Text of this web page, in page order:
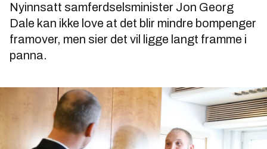
Nyinnsatt samferdselsminister Jon Georg
Dale kan ikke love at det blir mindre bompenger
framover, men sier det vil ligge langt framme i
panna.